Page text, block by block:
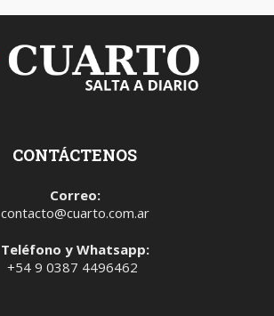
CONTÁCTENOS
Correo:
contacto@cuarto.com.ar
Teléfono y Whatsapp:
+54 9 0387 4496462